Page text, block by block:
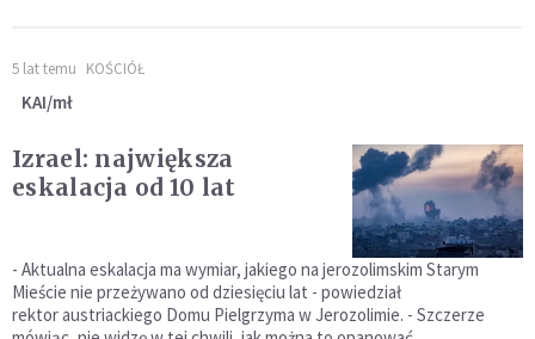
5 lat temu KOŚCIÓŁ
KAI/mł
Izrael: największa
eskalacja od 10 lat
- Aktualna eskalacja ma wymiar, jakiego na jerozolimskim Starym
Mieście nie przeżywano od dziesięciu lat - powiedział
rektor austriackiego Domu Pielgrzyma w Jerozolimie. - Szczerze